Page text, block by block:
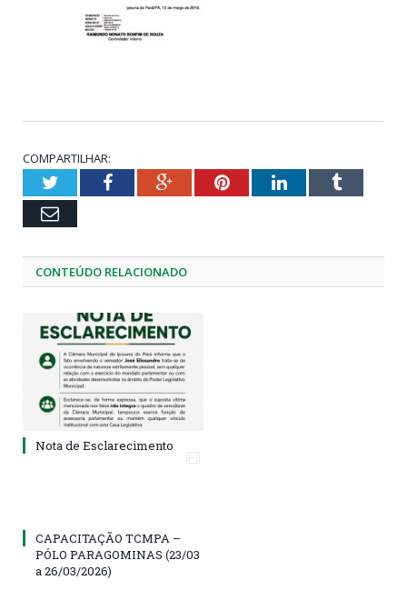
COMPARTILHAR:
TwitterFacebookGoogle+PinterestLinkedInTumblr
Email
CONTEÚDO RELACIONADO
Nota de Esclarecimento
CAPACITAÇÃO TCMPA –
PÓLO PARAGOMINAS (23/03
a 26/03/2026)